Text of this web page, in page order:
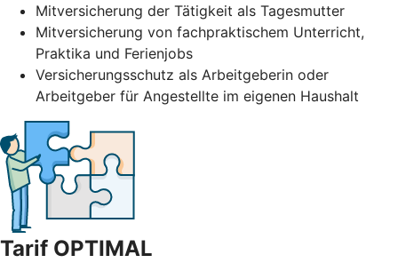
Mitversicherung der Tätigkeit als Tagesmutter
Mitversicherung von fachpraktischem Unterricht,
Praktika und Ferienjobs
Versicherungsschutz als Arbeitgeberin oder
Arbeitgeber für Angestellte im eigenen Haushalt
Tarif OPTIMAL